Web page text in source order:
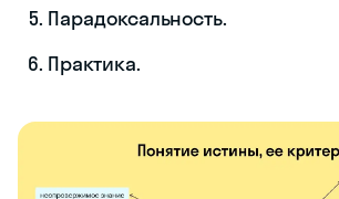
Парадоксальность.
Практика.